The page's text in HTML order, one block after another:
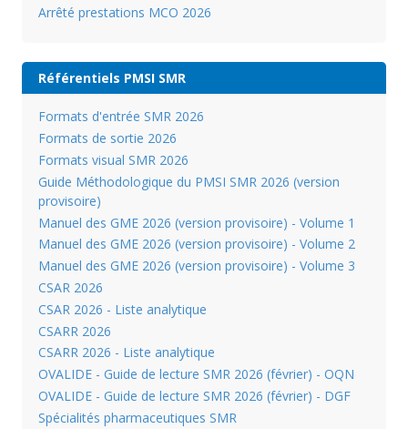
Arrêté prestations MCO 2026
Référentiels PMSI SMR
Formats d'entrée SMR 2026
Formats de sortie 2026
Formats visual SMR 2026
Guide Méthodologique du PMSI SMR 2026 (version
provisoire)
Manuel des GME 2026 (version provisoire) - Volume 1
Manuel des GME 2026 (version provisoire) - Volume 2
Manuel des GME 2026 (version provisoire) - Volume 3
CSAR 2026
CSAR 2026 - Liste analytique
CSARR 2026
CSARR 2026 - Liste analytique
OVALIDE - Guide de lecture SMR 2026 (février) - OQN
OVALIDE - Guide de lecture SMR 2026 (février) - DGF
Spécialités pharmaceutiques SMR